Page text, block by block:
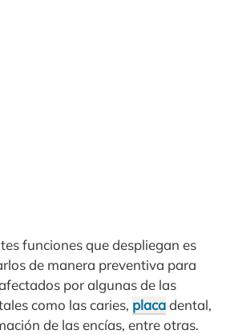
funciones que despliegan es
de manera preventiva para
por algunas de las
como las caries, placadental,
de las encías, entre otras.